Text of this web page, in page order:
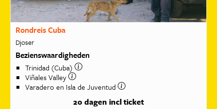
Rondreis Cuba
Djoser
Bezienswaardigheden
Trinidad (Cuba)
Viñales Valley
Varadero en Isla de Juventud
20 dagen incl ticket